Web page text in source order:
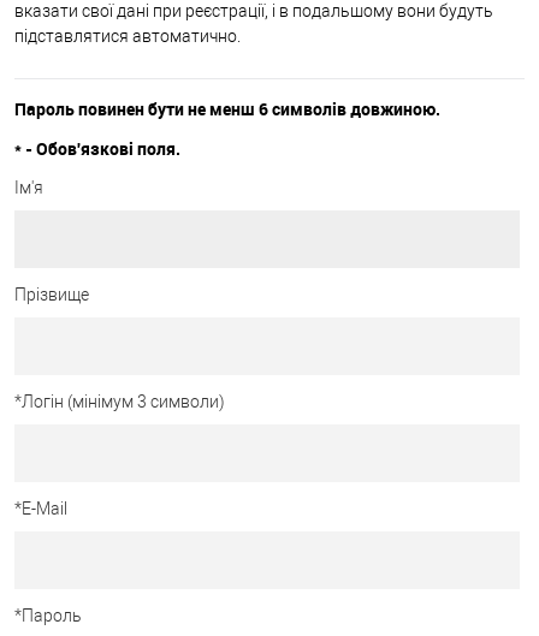
вказати свої дані при реєстрації, і в подальшому вони будуть
підставлятися автоматично.
Пароль повинен бути не менш 6 символів довжиною.
* - Обов'язкові поля.
Ім'я
Прізвище
*Логін (мінімум 3 символи)
*E-Mail
*Пароль